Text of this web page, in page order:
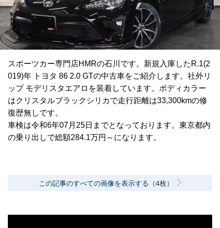
スポーツカー専門店HMRの石川です。新規入庫したR.1(2
019)年 トヨタ 86 2.0 GTの中古車をご紹介します。社外リ
ップ モデリスタエアロを装着しています。ボディカラー
はクリスタルブラックシリカで走行距離は33,300kmの修
復歴無しです。
車検は令和6年07月25日までとなっております。東京都内
の乗り出しで総額284.1万円～になります。
この記事のすべての画像を表示する（4枚）